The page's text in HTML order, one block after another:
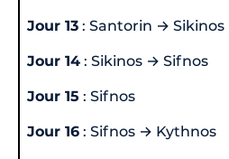
Jour 13 : Santorin → Sikinos
Jour 14 : Sikinos → Sifnos
Jour 15 : Sifnos
Jour 16 : Sifnos → Kythnos